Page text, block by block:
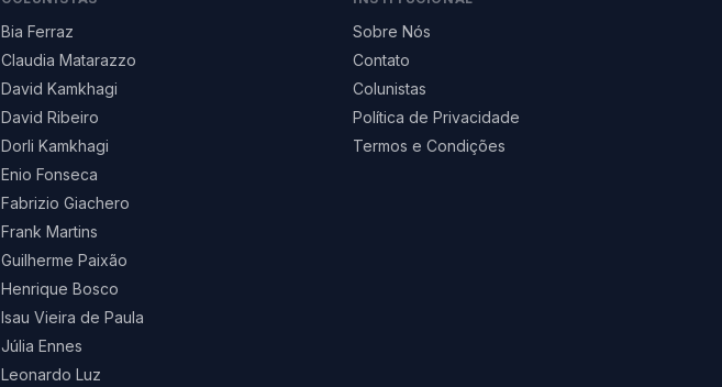
Bia Ferraz
Claudia Matarazzo
David Kamkhagi
David Ribeiro
Dorli Kamkhagi
Enio Fonseca
Fabrizio Giachero
Frank Martins
Guilherme Paixão
Henrique Bosco
Isau Vieira de Paula
Júlia Ennes
Leonardo Luz
Sobre Nós
Contato
Colunistas
Política de Privacidade
Termos e Condições